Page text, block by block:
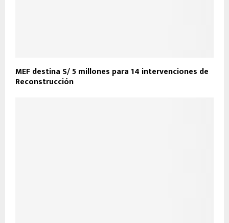
MEF destina S/ 5 millones para 14 intervenciones de
Reconstrucción